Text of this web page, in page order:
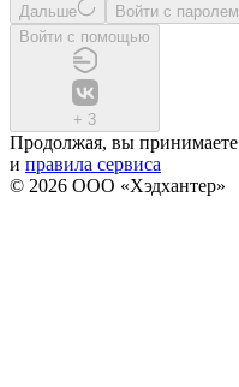
Дальше
Войти с паролем
Войти с помощью
+ 3
Продолжая, вы принимаете
и правила сервиса
© 2026 ООО «Хэдхантер»